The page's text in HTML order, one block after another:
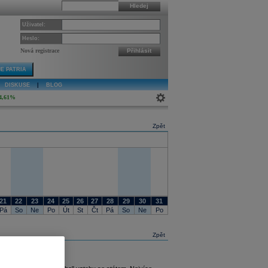
Hledej
Uživatel:
Heslo:
Nová registrace Přihlásit
PATRIA
DISKUSE BLOG
Zpět
21 22 23 24 25 26 27 28 29 30
31
Pá So Ne Po Út St Čt Pá So Ne Po
Zpět